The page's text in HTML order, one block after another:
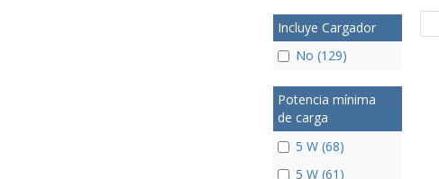
Incluye Cargador
No (129)
Potencia mínima
de carga
5 W (68)
5 W (61)